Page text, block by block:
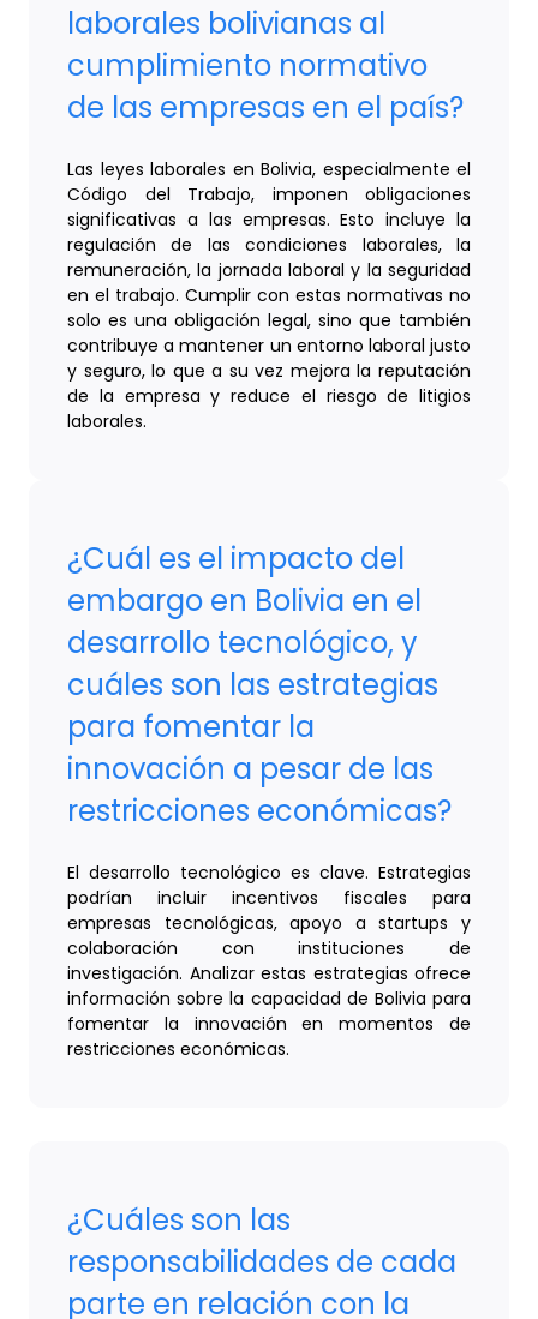
laborales bolivianas al
cumplimiento normativo
de las empresas en el país?
Las leyes laborales en Bolivia, especialmente el
Código del Trabajo, imponen obligaciones
significativas a las empresas. Esto incluye la
regulación de las condiciones laborales, la
remuneración, la jornada laboral y la seguridad
en el trabajo. Cumplir con estas normativas no
solo es una obligación legal, sino que también
contribuye a mantener un entorno laboral justo
y seguro, lo que a su vez mejora la reputación
de la empresa y reduce el riesgo de litigios
laborales.
¿Cuál es el impacto del
embargo en Bolivia en el
desarrollo tecnológico, y
cuáles son las estrategias
para fomentar la
innovación a pesar de las
restricciones económicas?
El desarrollo tecnológico es clave. Estrategias
podrían incluir incentivos fiscales para
empresas tecnológicas, apoyo a startups y
colaboración con instituciones de
investigación. Analizar estas estrategias ofrece
información sobre la capacidad de Bolivia para
fomentar la innovación en momentos de
restricciones económicas.
¿Cuáles son las
responsabilidades de cada
parte en relación con la